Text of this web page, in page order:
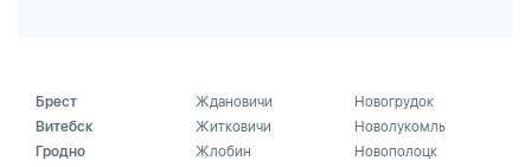
Брест
Витебск
Гродно
Ждановичи
Житковичи
Жлобин
Новогрудок
Новолукомль
Новополоцк